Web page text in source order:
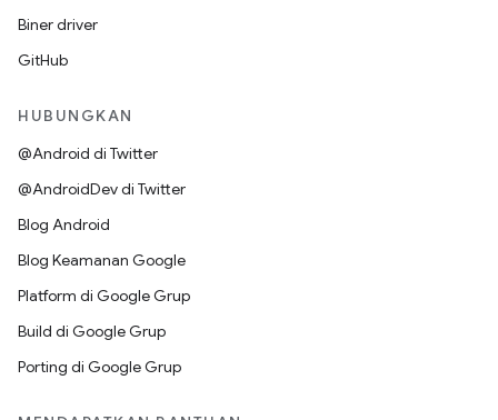
Biner driver
GitHub
HUBUNGKAN
@Android di Twitter
@AndroidDev di Twitter
Blog Android
Blog Keamanan Google
Platform di Google Grup
Build di Google Grup
Porting di Google Grup